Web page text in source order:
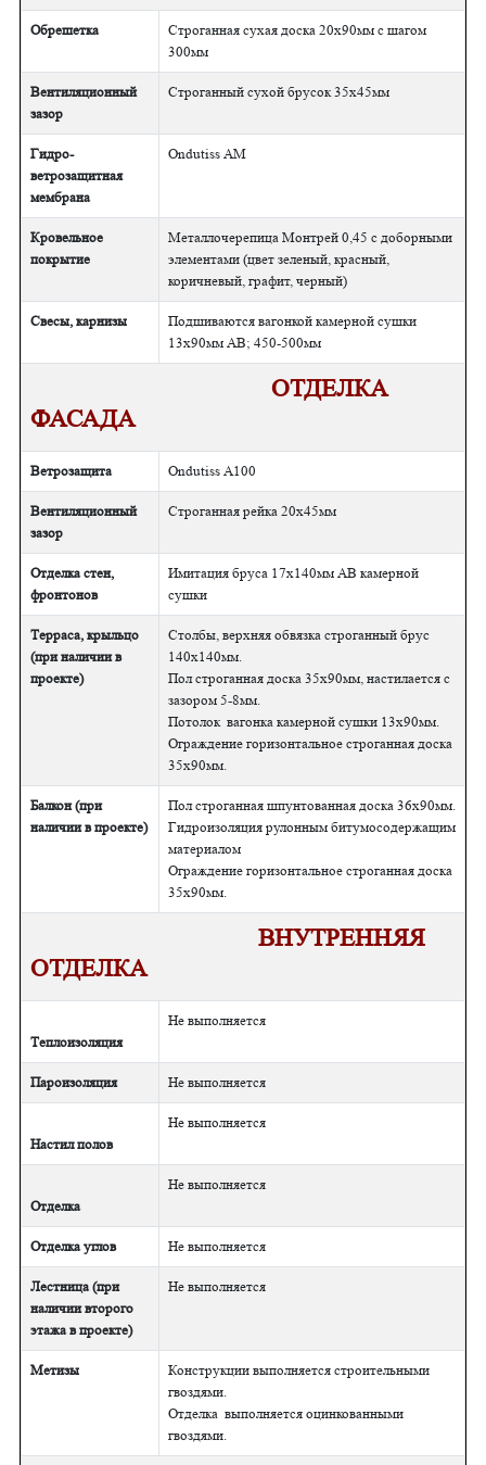
Обрешетка
Строганная сухая доска 20х90мм с шагом
300мм
Вентиляционный
зазор
Строганный сухой брусок 35х45мм
Гидро-
ветрозащитная
мембрана
Ondutiss АМ
Кровельное
покрытие
Металлочерепица Монтрей 0,45 с доборными
элементами (цвет зеленый, красный,
коричневый, графит, черный)
Свесы, карнизы
Подшиваются вагонкой камерной сушки
13х90мм АВ; 450-500мм
ОТДЕЛКА
ФАСАДА
Ветрозащита Ondutiss А100
Вентиляционный
зазор
Строганная рейка 20х45мм
Отделка стен,
фронтонов
Имитация бруса 17х140мм АВ камерной
сушки
Терраса, крыльцо
(при наличии в
проекте)
Столбы, верхняя обвязка строганный брус
140х140мм.
Пол строганная доска 35х90мм, настилается с
зазором 5-8мм.
Потолок вагонка камерной сушки 13х90мм.
Ограждение горизонтальное строганная доска
35х90мм.
Балкон (при
наличии в проекте)
Пол строганная шпунтованная доска 36х90мм.
Гидроизоляция рулонным битумосодержащим
материалом
Ограждение горизонтальное строганная доска
35х90мм.
ВНУТРЕННЯЯ
ОТДЕЛКА
Теплоизоляция
Не выполняется
Пароизоляция Не выполняется
Настил полов
Не выполняется
Отделка
Не выполняется
Отделка углов Не выполняется
Лестница (при
наличии второго
этажа в проекте)
Не выполняется
Метизы
Конструкции выполняется строительными
гвоздями.
Отделка выполняется оцинкованными
гвоздями.